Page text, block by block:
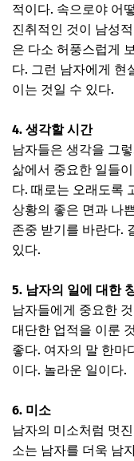
적이다. 속으로야 어
진취적인 것이 남성
은 다소 허풍스럽게
다. 그런 남자에게 현
이는 것일 수 있다.
4. 생각할 시간
남자들은 생각을 그
삶에서 중요한 일들
다. 때로는 오래도록
상황의 좋은 면과 나
존중 받기를 바란다.
있다.
5. 남자의 일에 대한
남자들에게 중요한
대단한 업적을 이룬
좋다. 여자의 말 한마
이다. 놀라운 일이다.
6. 미소
남자의 미소처럼 멋
소는 남자를 더욱 남